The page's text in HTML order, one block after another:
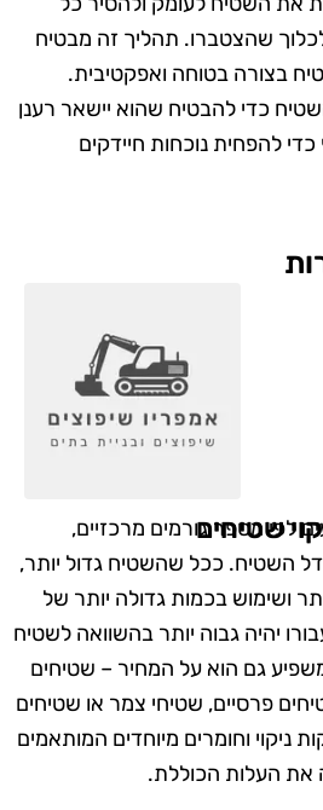
שהצטברו. תהליך זה מבטיח
בצורה בטוחה ואפקטיבית.
כדי להבטיח שהוא יישאר רענן
כדי להפחית נוכחות חיידקים
שטיחים
לפי מספר גורמים מרכזיים,
השטיח. ככל שהשטיח גדול יותר,
ושימוש בכמות גדולה יותר של
יהיה גבוה יותר בהשוואה לשטיח
גם הוא על המחיר – שטיחים
פרסיים, שטיחי צמר או שטיחים
ניקוי וחומרים מיוחדים המותאמים
את העלות הכוללת.